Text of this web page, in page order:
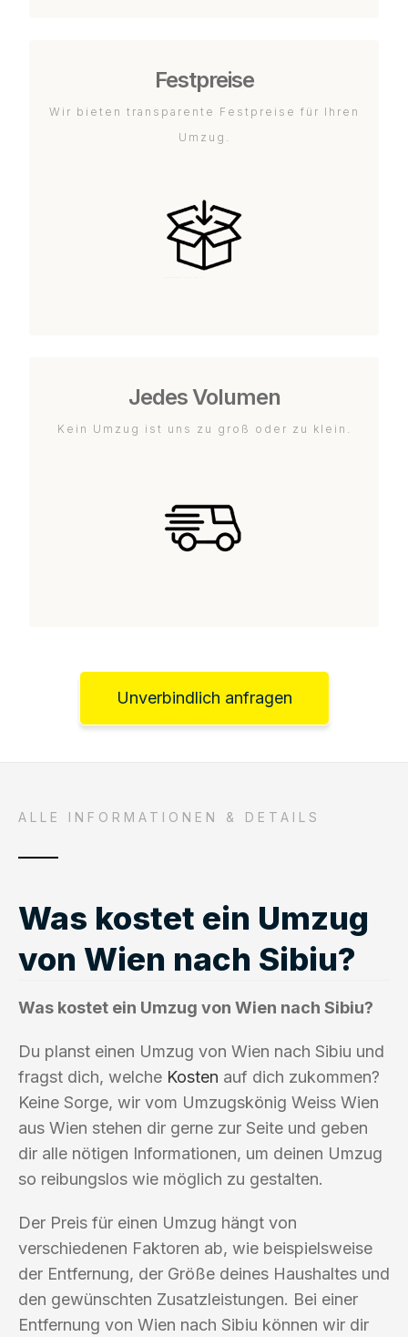
Festpreise
Wir bieten transparente Festpreise für Ihren
Umzug.
Jedes Volumen
Kein Umzug ist uns zu groß oder zu klein.
Unverbindlich anfragen
ALLE INFORMATIONEN & DETAILS
Was kostet ein Umzug
von Wien nach Sibiu?
Was kostet ein Umzug von Wien nach Sibiu?
Du planst einen Umzug von Wien nach Sibiu und
fragst dich, welche Kosten auf dich zukommen?
Keine Sorge, wir vom Umzugskönig Weiss Wien
aus Wien stehen dir gerne zur Seite und geben
dir alle nötigen Informationen, um deinen Umzug
so reibungslos wie möglich zu gestalten.
Der Preis für einen Umzug hängt von
verschiedenen Faktoren ab, wie beispielsweise
der Entfernung, der Größe deines Haushaltes und
den gewünschten Zusatzleistungen. Bei einer
Entfernung von Wien nach Sibiu können wir dir